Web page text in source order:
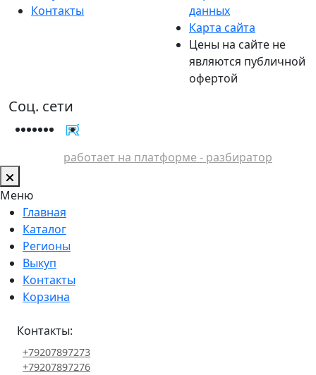
Контакты
данных
Карта сайта
Цены на сайте не
являются публичной
офертой
Соц. сети
работает на платформе - разбиратор
Меню
Главная
Каталог
Регионы
Выкуп
Контакты
Корзина
Контакты:
+79207897273
+79207897276